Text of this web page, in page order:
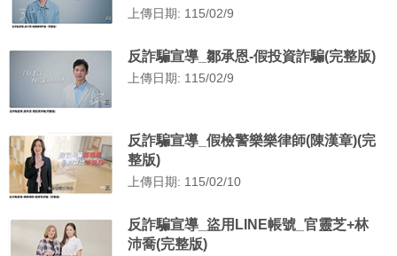
上傳日期: 115/02/9
反詐騙宣導_鄒承恩-假投資詐騙(完整版)
上傳日期: 115/02/9
反詐騙宣導_假檢警樂樂律師(陳漢章)(完
整版)
上傳日期: 115/02/10
反詐騙宣導_盜用LINE帳號_官靈芝+林
沛喬(完整版)